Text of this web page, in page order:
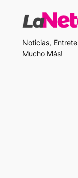
Noticias,
Mucho Más!